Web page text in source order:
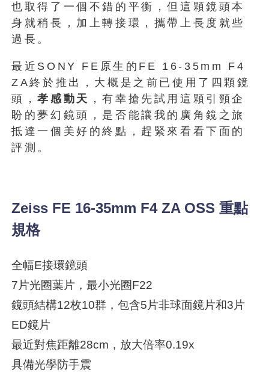
也取得了一個不錯的平衡，但這顆鏡頭本
身就稍長，加上轉接環，攜帶上長度就些
過長。
最近SONY FE原生的FE 16-35mm F4
ZA終於推出，大概是之前已使用了四顆鏡
頭，孝感動天 ，有幸搶先試用這顆引頸企
盼的夢幻鏡頭，是否能讓我的廣角鏡之旅
抵達一個美好的終點，趕緊來看看下面的
評測。
Zeiss FE 16-35mm F4 ZA OSS 重點
規格
全幅E接環鏡頭
7片光圈葉片，最小光圈F22
鏡頭結構12枚10群，包含5片非球面鏡片和3片
ED鏡片
最近對焦距離28cm，放大倍率0.19x
具備光學防手震